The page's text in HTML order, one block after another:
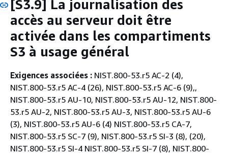
[S3.9] La journalisation des
accès au serveur doit être
activée dans les compartiments
S3 à usage général
Exigences associées : NIST.800-53.r5 AC-2 (4),
NIST.800-53.r5 AC-4 (26), NIST.800-53.r5 AC-6 (9),,
NIST.800-53.r5 AU-10, NIST.800-53.r5 AU-12, NIST.800-
53.r5 AU-2, NIST.800-53.r5 AU-3, NIST.800-53.r5 AU-6
(3), NIST.800-53.r5 AU-6 (4) NIST.800-53.r5 CA-7,
NIST.800-53.r5 SC-7 (9), NIST.800-53.r5 SI-3 (8), (20),
NIST.800-53.r5 SI-4 NIST.800-53.r5 SI-7 (8), NIST.800-